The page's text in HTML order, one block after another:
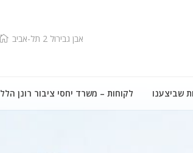
אבן גבירול 2 תל-אביב
שביצענו לקוחות – משרד יחסי ציבור רונן הלל